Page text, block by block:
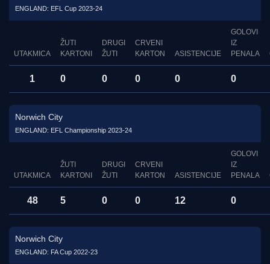
ENGLAND: EFL Cup 2023-24
UTAKMICA
ŽUTI
KARTONI
DRUGI
ŽUTI
CRVENI
KARTON
ASISTENCIJE
GOLOVI
IZ
PENALA
1 0 0 0 0 0
Norwich City
ENGLAND: EFL Championship 2023-24
UTAKMICA
ŽUTI
KARTONI
DRUGI
ŽUTI
CRVENI
KARTON
ASISTENCIJE
GOLOVI
IZ
PENALA
48 5 0 0 12 0
Norwich City
ENGLAND: FA Cup 2022-23